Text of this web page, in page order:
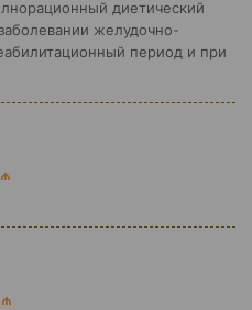
диетический
желудочно-
период и при